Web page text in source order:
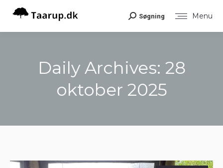
Menu
Search:
Søgning
Daily Archives: 28
oktober 2025